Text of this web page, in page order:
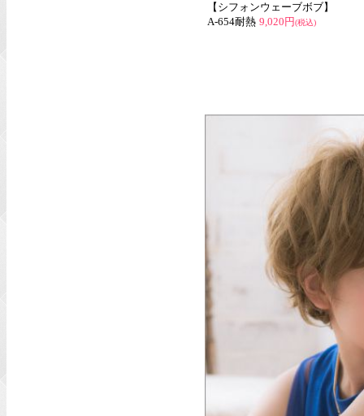
【シフォンウェーブボブ】
A-654耐熱 9,020円(税込)